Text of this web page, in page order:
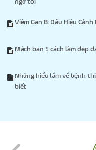
ngờ tới
Viêm Gan B: Dấu Hiệu
Mách bạn 5 cách làm đẹp
Những hiểu lầm về bệnh
biết